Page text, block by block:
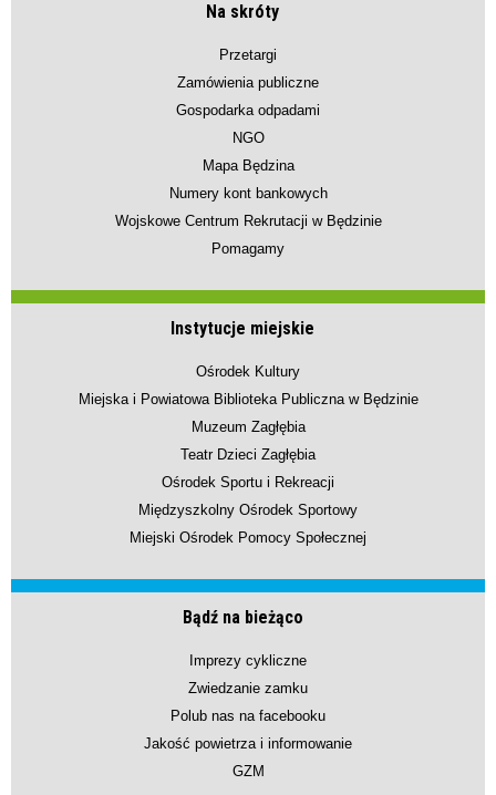
Na skróty
Przetargi
Zamówienia publiczne
Gospodarka odpadami
NGO
Mapa Będzina
Numery kont bankowych
Wojskowe Centrum Rekrutacji w Będzinie
Pomagamy
Instytucje miejskie
Ośrodek Kultury
Miejska i Powiatowa Biblioteka Publiczna w Będzinie
Muzeum Zagłębia
Teatr Dzieci Zagłębia
Ośrodek Sportu i Rekreacji
Międzyszkolny Ośrodek Sportowy
Miejski Ośrodek Pomocy Społecznej
Bądź na bieżąco
Imprezy cykliczne
Zwiedzanie zamku
Polub nas na facebooku
Jakość powietrza i informowanie
GZM